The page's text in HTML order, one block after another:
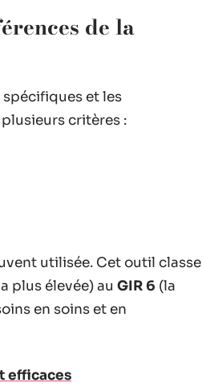
de la
spécifiques et les
critères :
utilisée. Cet outil classe
plus élevée) au GIR 6 (la
en soins et en
efficaces